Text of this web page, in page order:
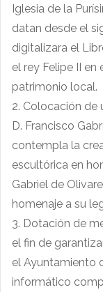
Iglesia de la
datan desde el
digitalizara el
el rey Felipe II en
patrimonio local.
2. Colocación de
D. Francisco
contempla la
escultórica en
Gabriel de
homenaje a su
3. Dotación de
el fin de
el Ayuntamiento
informático